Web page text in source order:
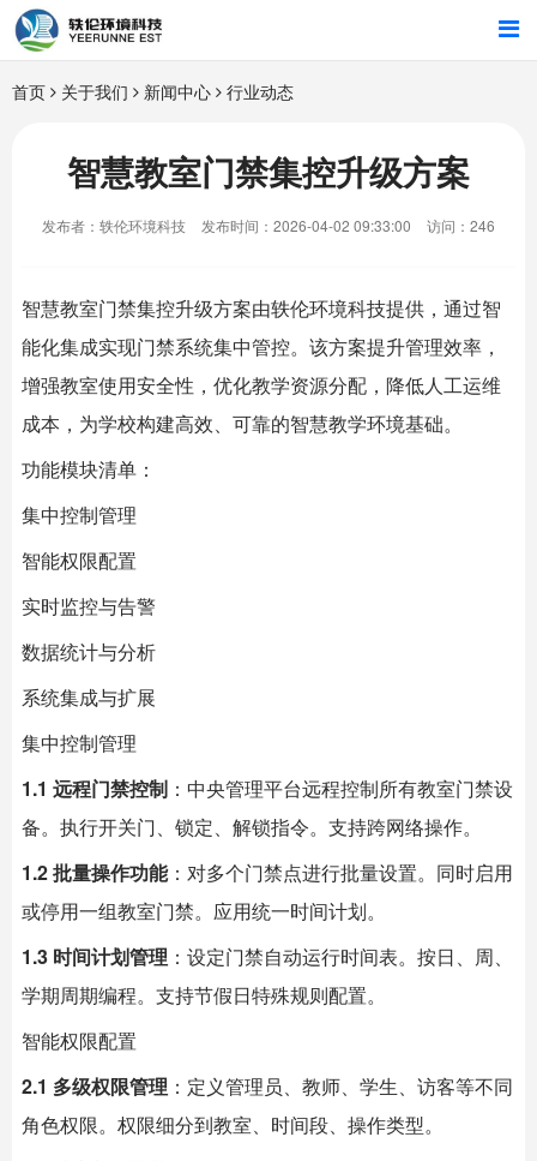
首页
行业解决方案
智能硬件
关于我们
首页 关于我们 新闻中心 行业动态
智慧教室门禁集控升级方案
发布者：轶伦环境科技 发布时间：2026-04-02 09:33:00 访问：246
智慧教室门禁集控升级方案由轶伦环境科技提供，通过智
能化集成实现门禁系统集中管控。该方案提升管理效率，
增强教室使用安全性，优化教学资源分配，降低人工运维
成本，为学校构建高效、可靠的智慧教学环境基础。
功能模块清单：
集中控制管理
智能权限配置
实时监控与告警
数据统计与分析
系统集成与扩展
集中控制管理
1.1 远程门禁控制 ：中央管理平台远程控制所有教室门禁设
备。执行开关门、锁定、解锁指令。支持跨网络操作。
1.2 批量操作功能：对多个门禁点进行批量设置。同时启用
或停用一组教室门禁。应用统一时间计划。
1.3 时间计划管理 ：设定门禁自动运行时间表。按日、周、
学期周期编程。支持节假日特殊规则配置。
智能权限配置
2.1 多级权限管理 ：定义管理员、教师、学生、访客等不同
角色权限。权限细分到教室、时间段、操作类型。